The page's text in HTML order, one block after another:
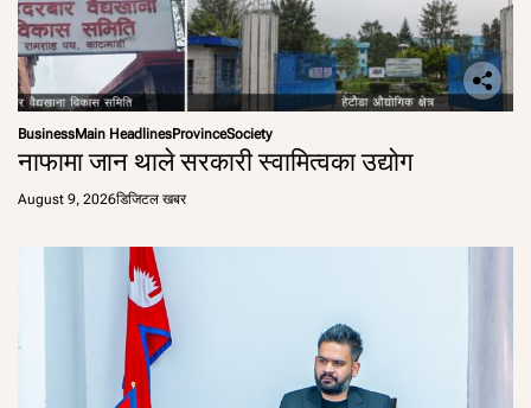
BusinessMain HeadlinesProvinceSociety
नाफामा जान थाले सरकारी स्वामित्वका उद्योग
August 9, 2026डिजिटल खबर